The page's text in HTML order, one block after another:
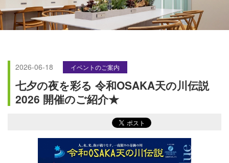
2026-06-18 イベントのご案内
七夕の夜を彩る 令和OSAKA天の川伝説
2026 開催のご紹介★